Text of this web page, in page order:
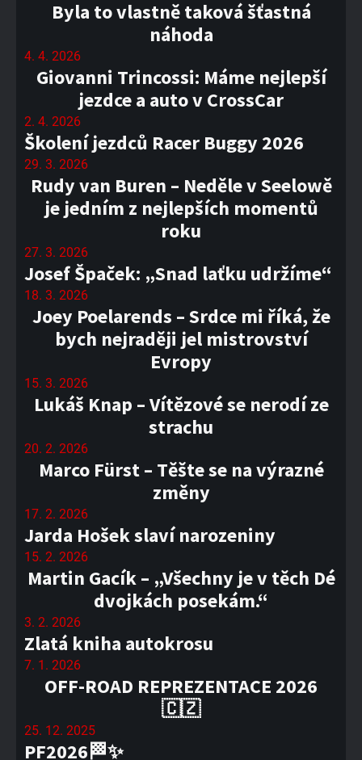
Byla to vlastně taková šťastná
náhoda
4. 4. 2026
Giovanni Trincossi: Máme nejlepší
jezdce a auto v CrossCar
2. 4. 2026
Školení jezdců Racer Buggy 2026
29. 3. 2026
Rudy van Buren – Neděle v Seelowě
je jedním z nejlepších momentů
roku
27. 3. 2026
Josef Špaček: „Snad laťku udržíme“
18. 3. 2026
Joey Poelarends – Srdce mi říká, že
bych nejraději jel mistrovství
Evropy
15. 3. 2026
Lukáš Knap – Vítězové se nerodí ze
strachu
20. 2. 2026
Marco Fürst – Těšte se na výrazné
změny
17. 2. 2026
Jarda Hošek slaví narozeniny
15. 2. 2026
Martin Gacík – „Všechny je v těch Dé
dvojkách posekám.“
3. 2. 2026
Zlatá kniha autokrosu
7. 1. 2026
OFF-ROAD REPREZENTACE 2026
🇨🇿
25. 12. 2025
PF2026🏁✨